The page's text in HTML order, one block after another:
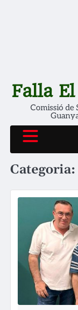
Falla
Comissió de
Categoria: